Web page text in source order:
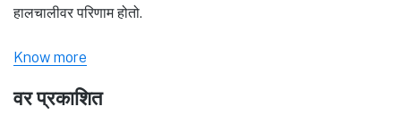
हालचालीवर परिणाम होतो.
Know more
वर प्रकाशित